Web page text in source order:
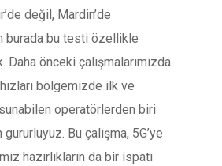
değil, Mardin’de
burada bu testi özellikle
önceki çalışmalarımızda
bölgemizde ilk ve
operatörlerden biri
Bu çalışma, 5G’ye
hazırlıkların da bir ispatı